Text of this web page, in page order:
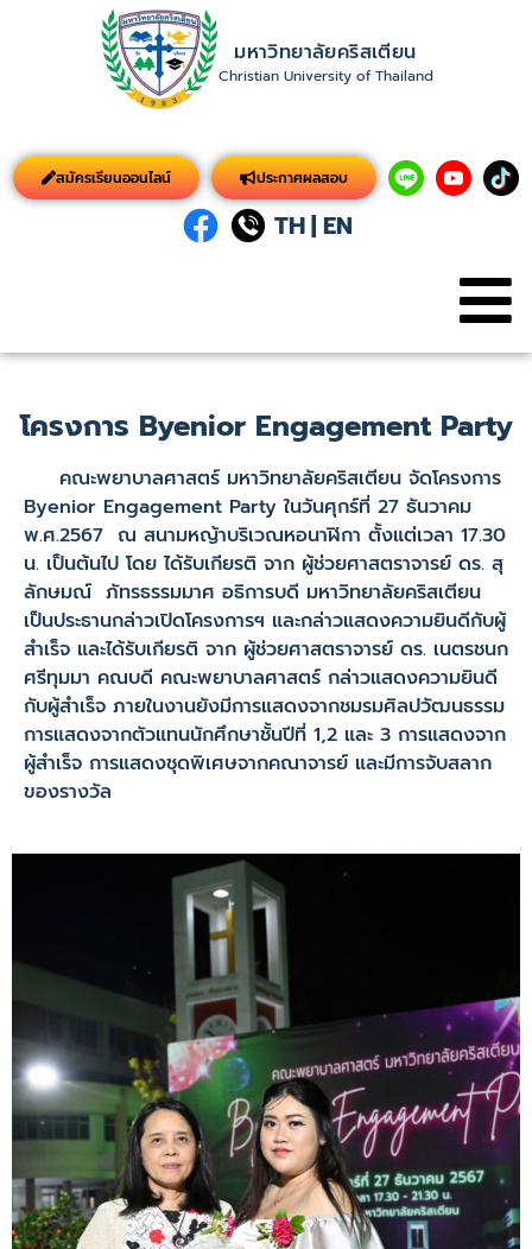
มหาวิทยาลัยคริสเตียน
Christian University of Thailand
สมัครเรียนออนไลน์ ประกาศผลสอบ
TH| EN
โครงการ Byenior Engagement Party
คณะพยาบาลศาสตร์ มหาวิทยาลัยคริสเตียน จัดโครงการ
Byenior Engagement Party ในวันศุกร์ที่ 27 ธันวาคม
พ.ศ.2567 ณ สนามหญ้าบริเวณหอนาฬิกา ตั้งแต่เวลา 17.30
น. เป็นต้นไป โดย ได้รับเกียรติ จาก ผู้ช่วยศาสตราจารย์ ดร. สุ
ลักษมณ์ ภัทรธรรมมาศ อธิการบดี มหาวิทยาลัยคริสเตียน
เป็นประธานกล่าวเปิดโครงการฯ และกล่าวแสดงความยินดีกับผู้
สำเร็จ และได้รับเกียรติ จาก ผู้ช่วยศาสตราจารย์ ดร. เนตรชนก
ศรีทุมมา คณบดี คณะพยาบาลศาสตร์ กล่าวแสดงความยินดี
กับผู้สำเร็จ ภายในงานยังมีการแสดงจากชมรมศิลปวัฒนธรรม
การแสดงจากตัวแทนนักศึกษาชั้นปีที่ 1,2 และ 3 การแสดงจาก
ผู้สำเร็จ การแสดงชุดพิเศษจากคณาจารย์ และมีการจับสลาก
ของรางวัล